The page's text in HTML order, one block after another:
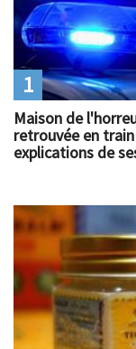
Maison de
retrouvée en
explications de
1